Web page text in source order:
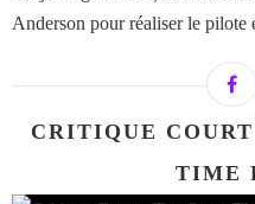
Anderson pour réaliser le pilote
CRITIQUE
TIME